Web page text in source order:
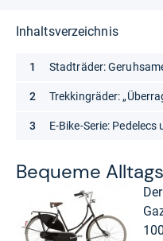
Bequeme
Inhaltsverzeichnis
Stadträder:
Trekkingräder:
E-Bike-Serie: